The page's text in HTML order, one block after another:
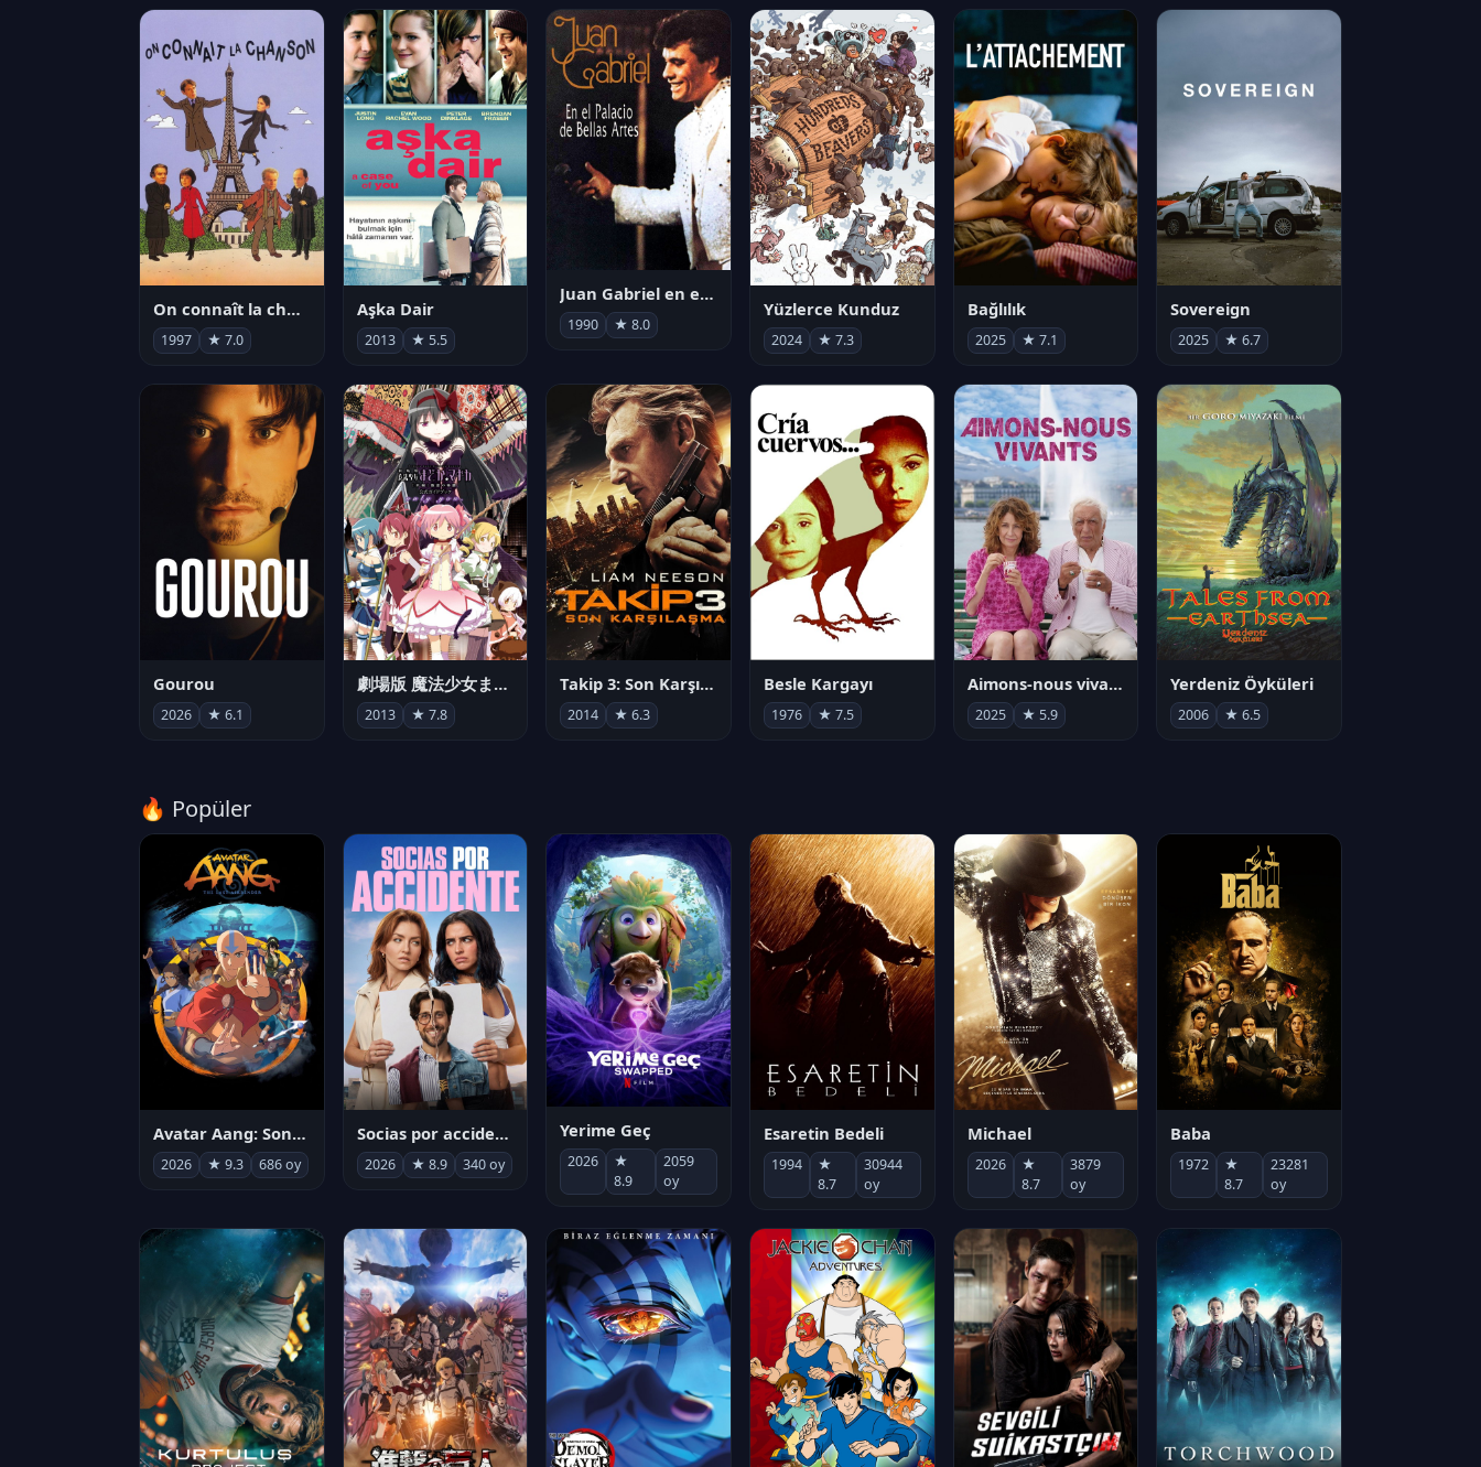
On connaît la chanson
1997 ★ 7.0
Aşka Dair
2013 ★ 5.5
Juan Gabriel en el Palacio de Bellas Artes
1990 ★ 8.0
Yüzlerce Kunduz
2024 ★ 7.3
Bağlılık
2025 ★ 7.1
Sovereign
2025 ★ 6.7
Gourou
2026 ★ 6.1
劇場版 魔法少女まどか☆マギカ[新編]叛逆の物語
2013 ★ 7.8
Takip 3: Son Karşılaşma
2014 ★ 6.3
Besle Kargayı
1976 ★ 7.5
Aimons-nous vivants
2025 ★ 5.9
Yerdeniz Öyküleri
2006 ★ 6.5
🔥 Popüler
Avatar Aang: Son Havabükücü
2026 ★ 9.3 686 oy
Socias por accidente
2026 ★ 8.9 340 oy
Yerime Geç
2026
★
8.9
2059
oy
Esaretin Bedeli
1994
★
8.7
30944
oy
Michael
2026
★
8.7
3879
oy
Baba
1972
★
8.7
23281
oy